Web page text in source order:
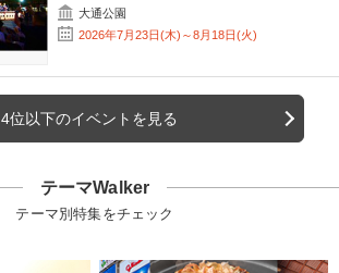
大通公園
2026年7月23日(木)～8月18日(火)
4位以下のイベントを見る
テーマWalker
テーマ別特集をチェック